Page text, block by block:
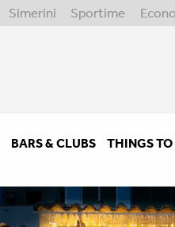
Simerini Sportime
BARS & CLUBS THINGS TO